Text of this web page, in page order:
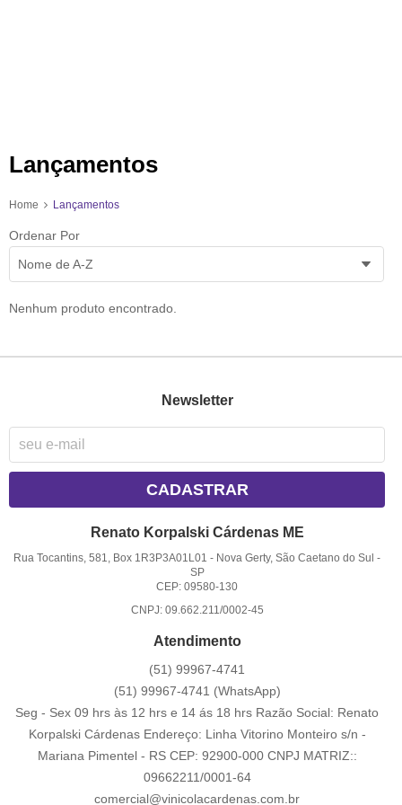
Lançamentos
Home Lançamentos
Ordenar Por
Nome de A-Z
Nenhum produto encontrado.
Newsletter
CADASTRAR
Renato Korpalski Cárdenas ME
Rua Tocantins, 581, Box 1R3P3A01L01 - Nova Gerty, São Caetano do Sul -
SP
CEP: 09580-130
CNPJ: 09.662.211/0002-45
Atendimento
(51) 99967-4741
(51) 99967-4741 (WhatsApp)
Seg - Sex 09 hrs às 12 hrs e 14 ás 18 hrs Razão Social: Renato
Korpalski Cárdenas Endereço: Linha Vitorino Monteiro s/n -
Mariana Pimentel - RS CEP: 92900-000 CNPJ MATRIZ::
09662211/0001-64
comercial@vinicolacardenas.com.br